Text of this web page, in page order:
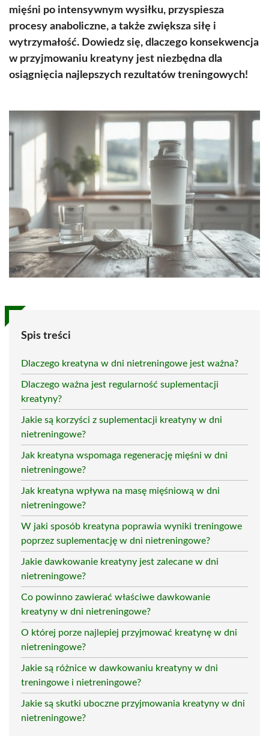
mięśni po intensywnym wysiłku, przyspiesza
procesy anaboliczne, a także zwiększa siłę i
wytrzymałość. Dowiedz się, dlaczego konsekwencja
w przyjmowaniu kreatyny jest niezbędna dla
osiągnięcia najlepszych rezultatów treningowych!
Spis treści
Dlaczego kreatyna w dni nietreningowe jest ważna?
Dlaczego ważna jest regularność suplementacji
kreatyny?
Jakie są korzyści z suplementacji kreatyny w dni
nietreningowe?
Jak kreatyna wspomaga regenerację mięśni w dni
nietreningowe?
Jak kreatyna wpływa na masę mięśniową w dni
nietreningowe?
W jaki sposób kreatyna poprawia wyniki treningowe
poprzez suplementację w dni nietreningowe?
Jakie dawkowanie kreatyny jest zalecane w dni
nietreningowe?
Co powinno zawierać właściwe dawkowanie
kreatyny w dni nietreningowe?
O której porze najlepiej przyjmować kreatynę w dni
nietreningowe?
Jakie są różnice w dawkowaniu kreatyny w dni
treningowe i nietreningowe?
Jakie są skutki uboczne przyjmowania kreatyny w dni
nietreningowe?